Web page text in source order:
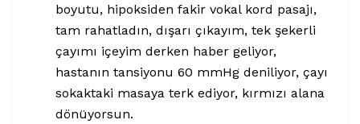
boyutu, hipoksiden fakir vokal kord pasajı,
tam rahatladın, dışarı çıkayım, tek şekerli
çayımı içeyim derken haber geliyor,
hastanın tansiyonu 60 mmHg deniliyor, çayı
sokaktaki masaya terk ediyor, kırmızı alana
dönüyorsun.